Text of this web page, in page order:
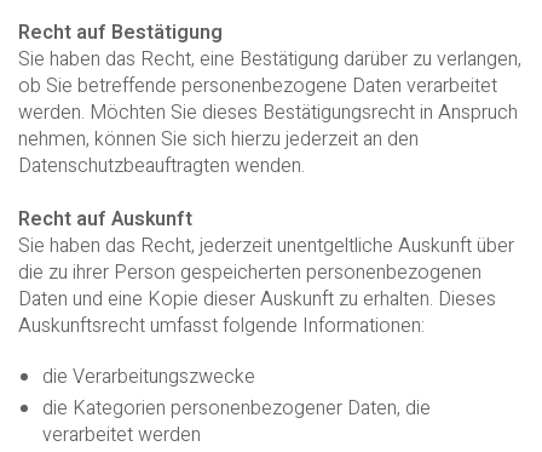
Recht auf Bestätigung
Sie haben das Recht, eine Bestätigung darüber zu verlangen,
ob Sie betreffende personenbezogene Daten verarbeitet
werden. Möchten Sie dieses Bestätigungsrecht in Anspruch
nehmen, können Sie sich hierzu jederzeit an den
Datenschutzbeauftragten wenden.
Recht auf Auskunft
Sie haben das Recht, jederzeit unentgeltliche Auskunft über
die zu ihrer Person gespeicherten personenbezogenen
Daten und eine Kopie dieser Auskunft zu erhalten. Dieses
Auskunftsrecht umfasst folgende Informationen:
die Verarbeitungszwecke
die Kategorien personenbezogener Daten, die
verarbeitet werden